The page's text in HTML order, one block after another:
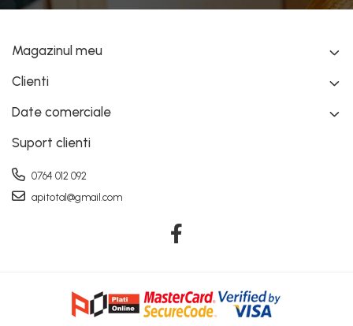
Magazinul meu
Clienti
Date comerciale
Suport clienti
0764 012 092
apitotal@gmail.com